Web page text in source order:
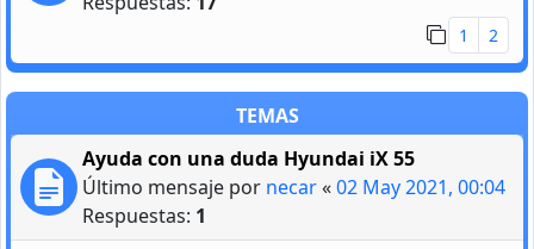
1 2
TEMAS
Ayuda con una duda Hyundai iX 55
Último mensaje por necar«02 May 2021, 00:04
Respuestas: 1